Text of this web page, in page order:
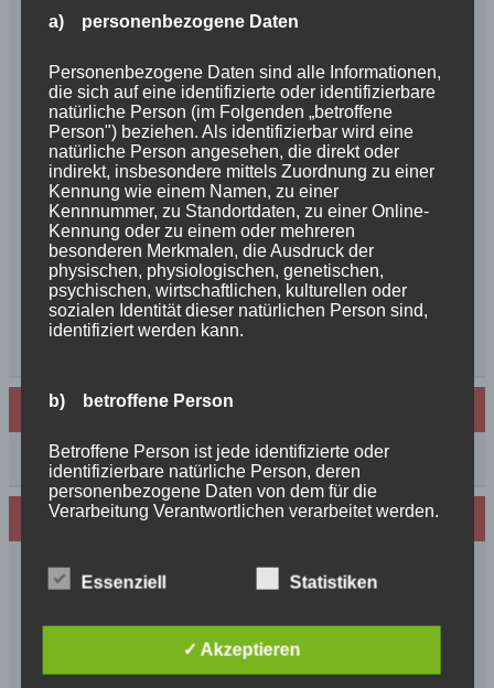
Schurkenfamilien und Freunden
Unsere Feenkinder haben alle verzaubert
News++News++News++Unsere Feenkinder sind
geboren++
++NEWS++NEWS++NEWS++Wir sind
schwanger++
So schön, die Freundschaften der Schurkeneltern
Lilly´s Schwester schickt Grüße
Innigkeit, oder wahre Liebe
Unsere schöne BenBenkinder schicken
Urlaubsgrüße
Archiv
Archiv
Wir sind Mitglied in folgenden Verbänden:
a) personenbezogene Daten
Personenbezogene Daten sind alle Informationen,
die sich auf eine identifizierte oder identifizierbare
natürliche Person (im Folgenden „betroffene
Person") beziehen. Als identifizierbar wird eine
natürliche Person angesehen, die direkt oder
indirekt, insbesondere mittels Zuordnung zu einer
Kennung wie einem Namen, zu einer
Kennnummer, zu Standortdaten, zu einer Online-
Kennung oder zu einem oder mehreren
besonderen Merkmalen, die Ausdruck der
physischen, physiologischen, genetischen,
psychischen, wirtschaftlichen, kulturellen oder
sozialen Identität dieser natürlichen Person sind,
identifiziert werden kann.
b) betroffene Person
Betroffene Person ist jede identifizierte oder
identifizierbare natürliche Person, deren
personenbezogene Daten von dem für die
Verarbeitung Verantwortlichen verarbeitet werden.
c) Verarbeitung
Verarbeitung ist jeder mit oder ohne Hilfe
automatisierter Verfahren ausgeführte Vorgang
oder jede solche Vorgangsreihe im
Essenziell Statistiken
✓ Akzeptieren